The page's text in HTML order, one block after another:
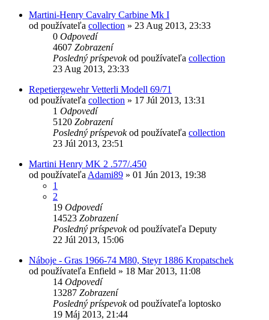
Martini-Henry Cavalry Carbine Mk I
od používateľa collection » 23 Aug 2013, 23:33
0 Odpovedí
4607 Zobrazení
Posledný príspevokod používateľa collection
23 Aug 2013, 23:33
Repetiergewehr Vetterli Modell 69/71
od používateľa collection » 17 Júl 2013, 13:31
1 Odpovedí
5120 Zobrazení
Posledný príspevokod používateľa collection
23 Júl 2013, 23:51
Martini Henry MK 2 .577/.450
od používateľa Adami89 » 01 Jún 2013, 19:38
1
2
19 Odpovedí
14523 Zobrazení
Posledný príspevokod používateľa Deputy
22 Júl 2013, 15:06
Náboje - Gras 1966-74 M80, Steyr 1886 Kropatschek
od používateľa Enfield » 18 Mar 2013, 11:08
14 Odpovedí
13287 Zobrazení
Posledný príspevokod používateľa loptosko
19 Máj 2013, 21:44